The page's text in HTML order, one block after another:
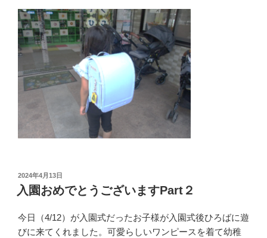
投
稿
日:
2024年4月13日
入園おめでとうございますPart２
今日（4/12）が入園式だったお子様が入園式後ひろばに遊
びに来てくれました。可愛らしいワンピースを着て幼稚